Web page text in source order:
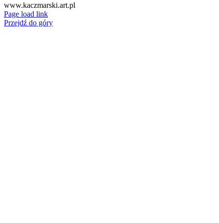
www.kaczmarski.art.pl
Page load link
Przejdź do góry